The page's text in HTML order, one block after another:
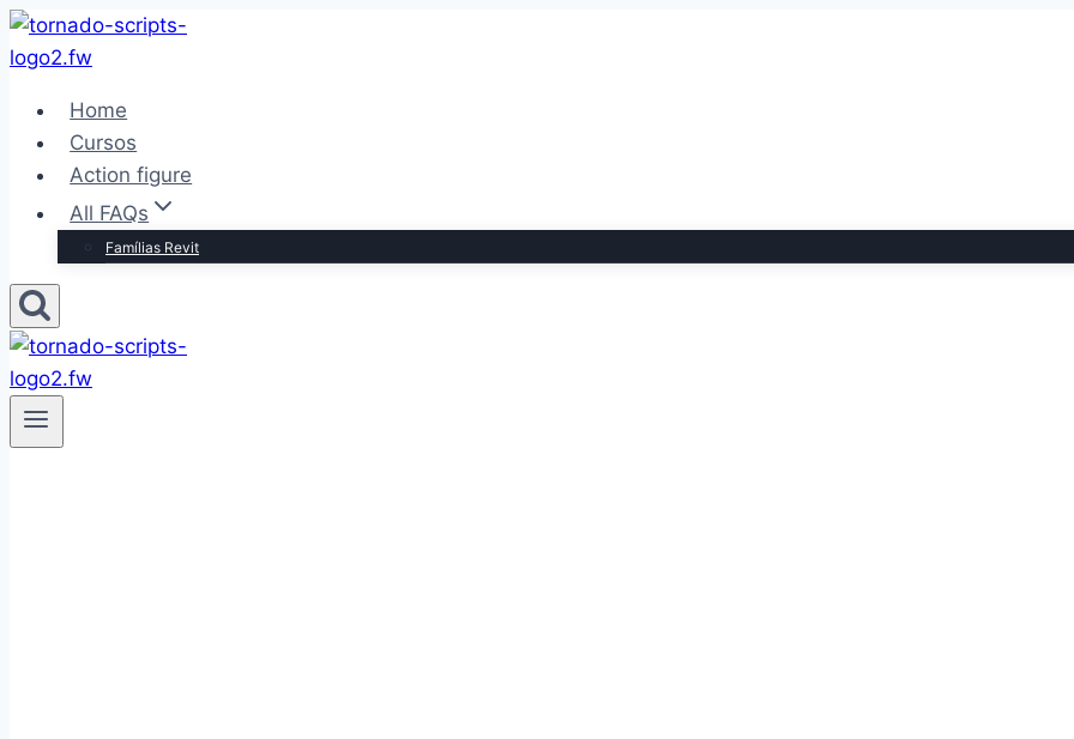
Pular
para
Conteúdo
Home
Cursos
Action figure
All FAQs
Famílias Revit